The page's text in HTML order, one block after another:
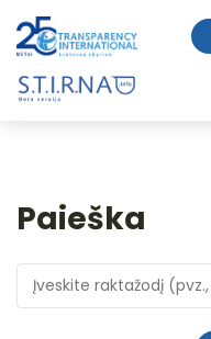
Paieška